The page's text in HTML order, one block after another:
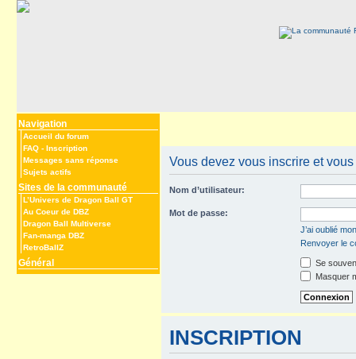
Navigation
Accueil du forum
FAQ - Inscription
Messages sans réponse
Sujets actifs
Sites de la communauté
L’Univers de Dragon Ball GT
Au Coeur de DBZ
Dragon Ball Multiverse
Fan-manga DBZ
RetroBallZ
Général
Vous devez vous inscrire et
Nom d’utilisateur:
Mot de passe:
J’ai oublié
Renvoyer le
Se
Masquer
INSCRIPTION